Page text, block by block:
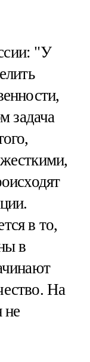
"У
задача
в то,
в
На
не